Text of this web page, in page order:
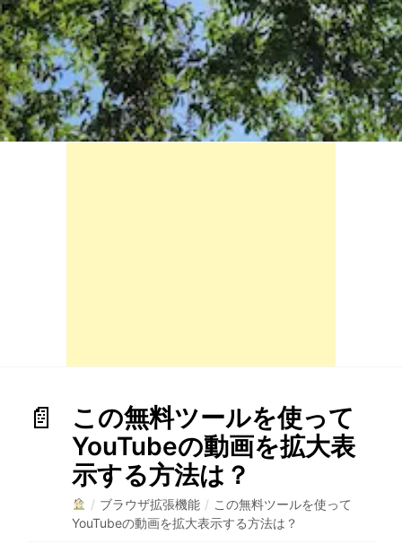
この無料ツールを使って
YouTubeの動画を拡大表
示する方法は？
/ ブラウザ拡張機能 / この無料ツールを使って
YouTubeの動画を拡大表示する方法は？